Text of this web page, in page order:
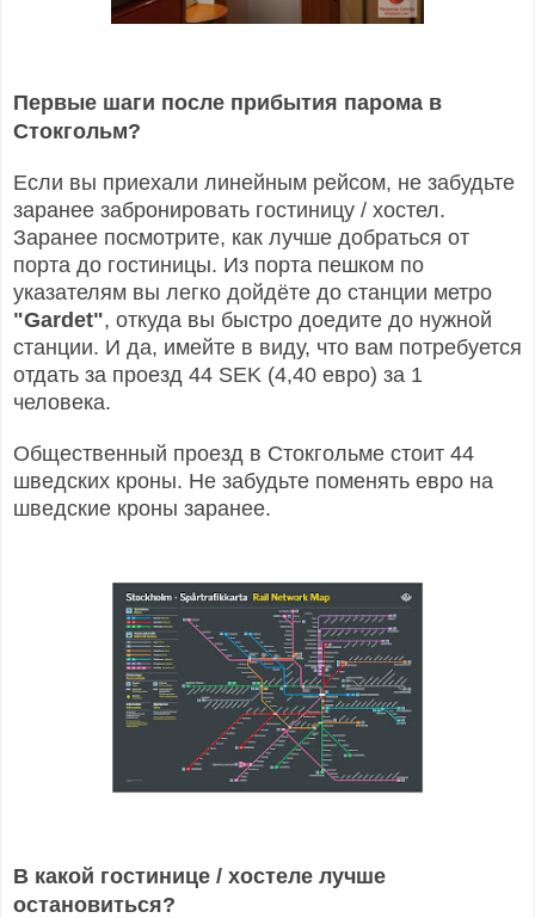
Первые шаги после прибытия парома в
Стокгольм?
Если вы приехали линейным рейсом, не забудьте
заранее забронировать гостиницу / хостел.
Заранее посмотрите, как лучше добраться от
порта до гостиницы. Из порта пешком по
указателям вы легко дойдёте до станции метро
"Gardet", откуда вы быстро доедите до нужной
станции. И да, имейте в виду, что вам потребуется
отдать за проезд 44 SEK (4,40 евро) за 1
человека.
Общественный проезд в Стокгольме стоит 44
шведских кроны. Не забудьте поменять евро на
шведские кроны заранее.
В какой гостинице / хостеле лучше
остановиться?